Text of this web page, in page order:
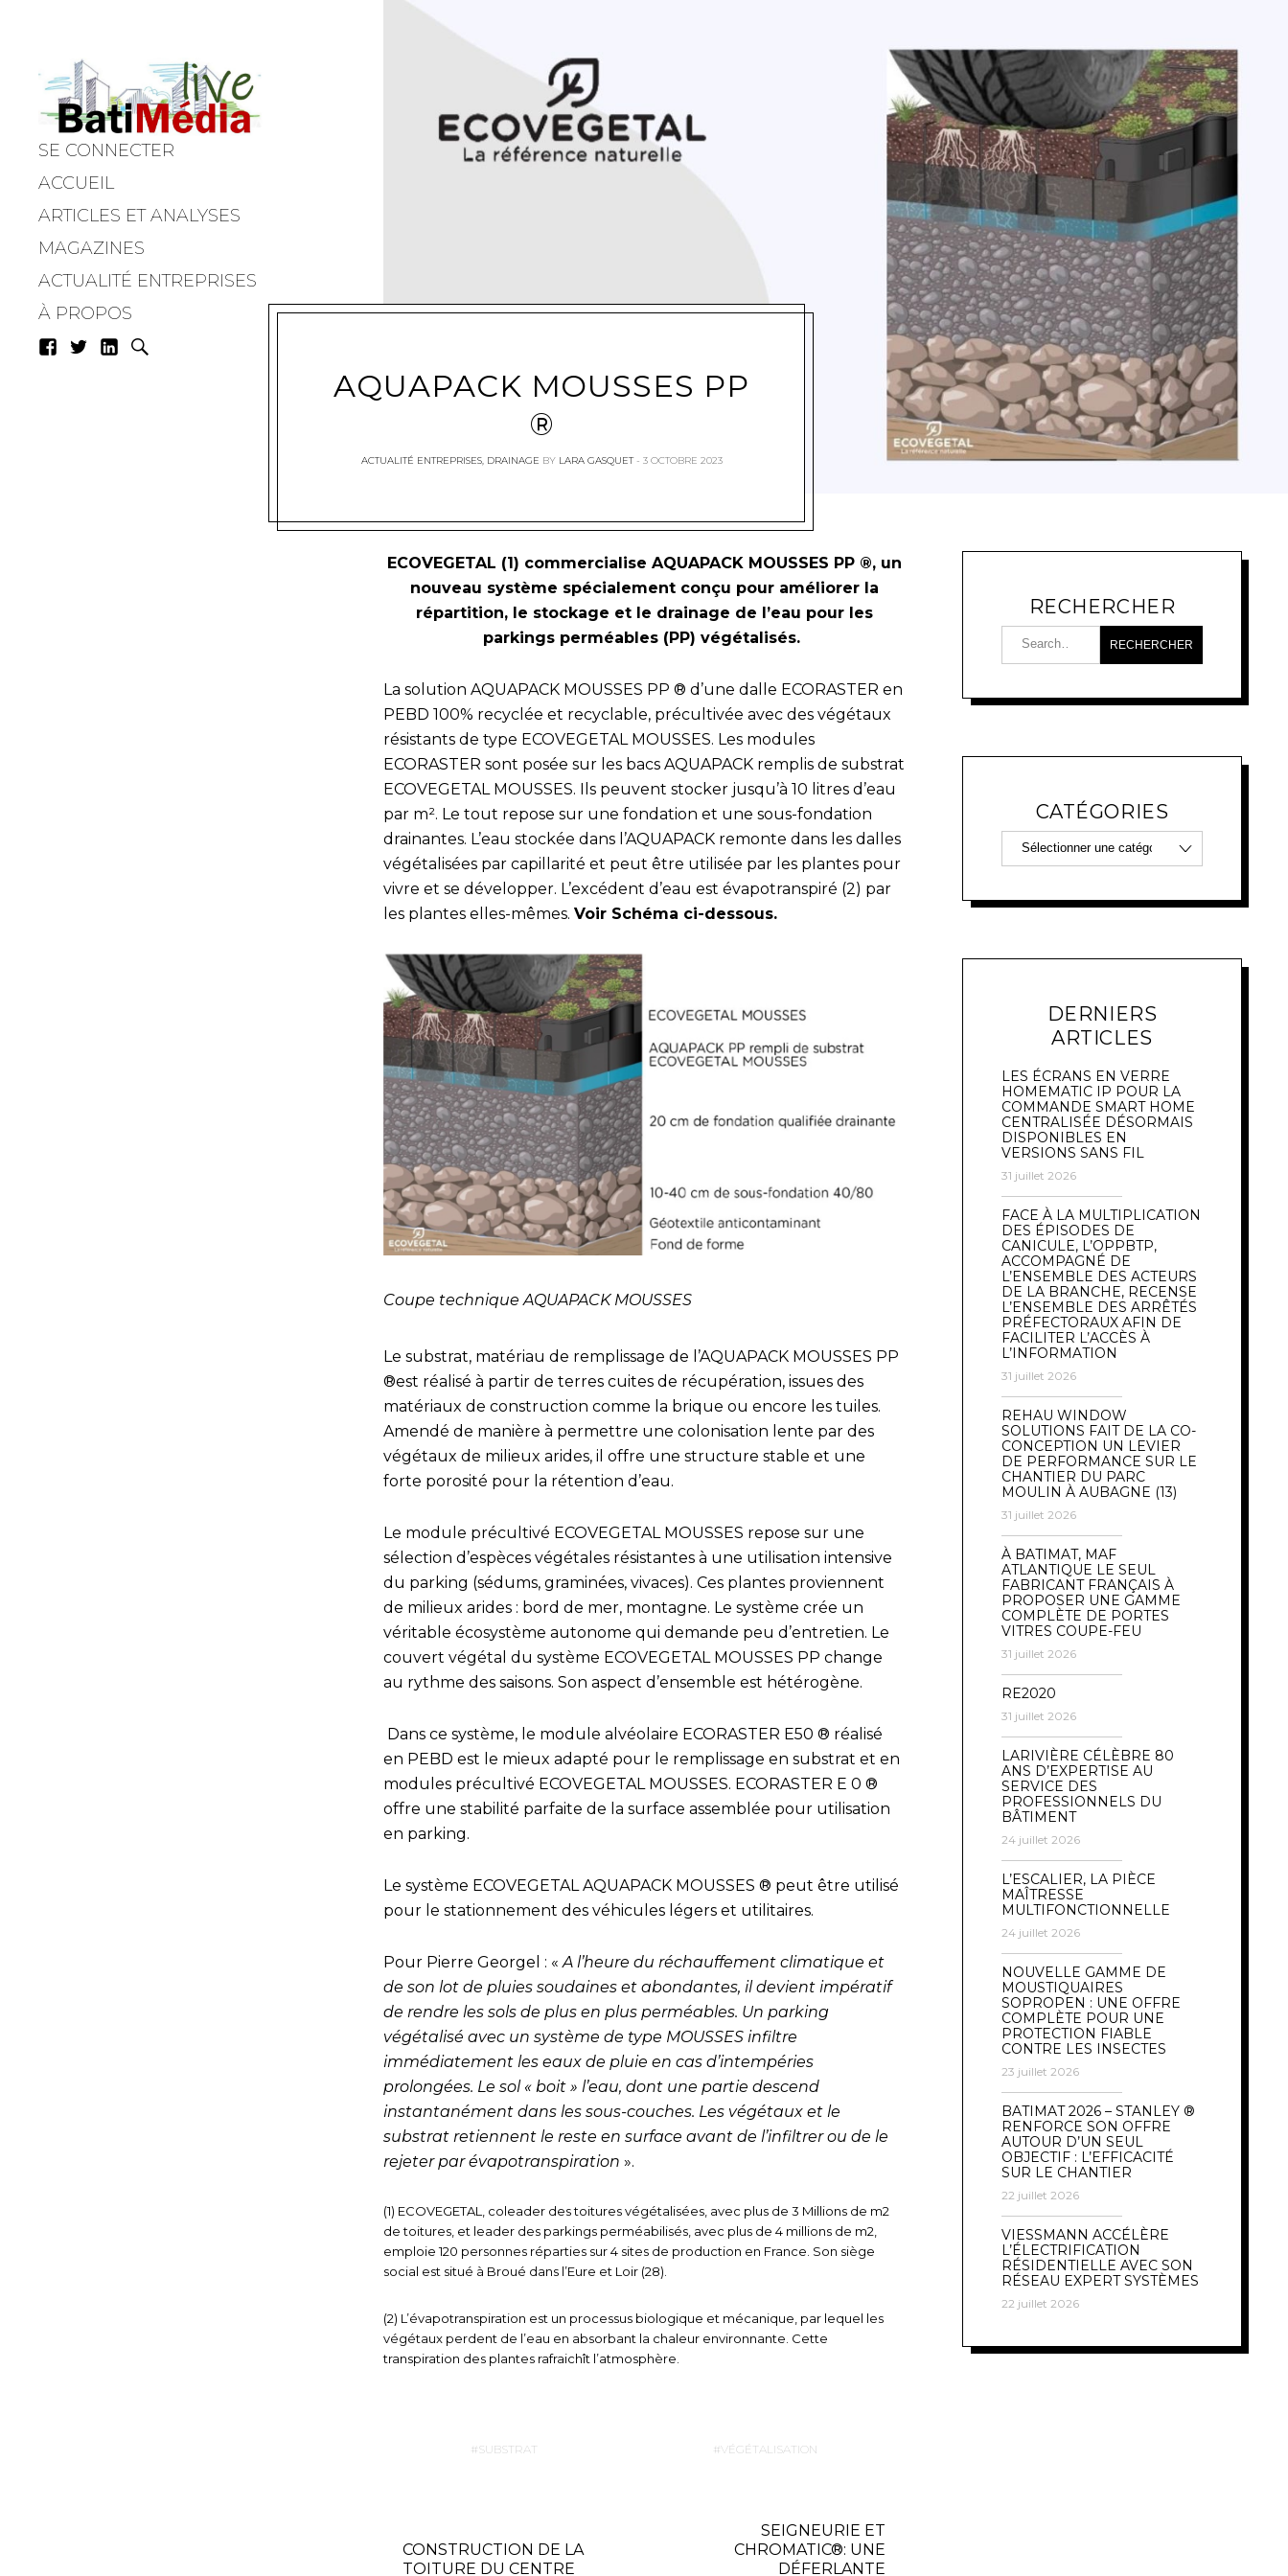
Batimedialive
SE CONNECTER
ACCUEIL
ARTICLES ET ANALYSES
MAGAZINES
ACTUALITÉ ENTREPRISES
À PROPOS
AQUAPACK MOUSSES PP
®
ACTUALITÉ ENTREPRISES, DRAINAGE BY LARA GASQUET 3 OCTOBRE 2023
ECOVEGETAL (1) commercialise AQUAPACK MOUSSES PP ®, un
nouveau système spécialement conçu pour améliorer la
répartition, le stockage et le drainage de l’eau pour les
parkings perméables (PP) végétalisés.
La solution AQUAPACK MOUSSES PP ® d’une dalle ECORASTER en
PEBD 100% recyclée et recyclable, précultivée avec des végétaux
résistants de type ECOVEGETAL MOUSSES. Les modules
ECORASTER sont posée sur les bacs AQUAPACK remplis de substrat
ECOVEGETAL MOUSSES. Ils peuvent stocker jusqu’à 10 litres d’eau
par m². Le tout repose sur une fondation et une sous-fondation
drainantes. L’eau stockée dans l’AQUAPACK remonte dans les dalles
végétalisées par capillarité et peut être utilisée par les plantes pour
vivre et se développer. L’excédent d’eau est évapotranspiré (2) par
les plantes elles-mêmes. Voir Schéma ci-dessous.
Coupe technique AQUAPACK MOUSSES
Le substrat, matériau de remplissage de l’AQUAPACK MOUSSES PP
®est réalisé à partir de terres cuites de récupération, issues des
matériaux de construction comme la brique ou encore les tuiles.
Amendé de manière à permettre une colonisation lente par des
végétaux de milieux arides, il offre une structure stable et une
forte porosité pour la rétention d’eau.
Le module précultivé ECOVEGETAL MOUSSES repose sur une
sélection d’espèces végétales résistantes à une utilisation intensive
du parking (sédums, graminées, vivaces). Ces plantes proviennent
de milieux arides : bord de mer, montagne. Le système crée un
véritable écosystème autonome qui demande peu d’entretien. Le
couvert végétal du système ECOVEGETAL MOUSSES PP change
au rythme des saisons. Son aspect d’ensemble est hétérogène.
Dans ce système, le module alvéolaire ECORASTER E50 ® réalisé
en PEBD est le mieux adapté pour le remplissage en substrat et en
modules précultivé ECOVEGETAL MOUSSES. ECORASTER E 0 ®
offre une stabilité parfaite de la surface assemblée pour utilisation
en parking.
Le système ECOVEGETAL AQUAPACK MOUSSES ® peut être utilisé
pour le stationnement des véhicules légers et utilitaires.
Pour Pierre Georgel : «A l’heure du réchauffement climatique et
de son lot de pluies soudaines et abondantes, il devient impératif
de rendre les sols de plus en plus perméables. Un parking
végétalisé avec un système de type MOUSSES infiltre
immédiatement les eaux de pluie en cas d’intempéries
prolongées. Le sol « boit » l’eau, dont une partie descend
instantanément dans les sous-couches. Les végétaux et le
substrat retiennent le reste en surface avant de l’infiltrer ou de le
rejeter par évapotranspiration ».
(1) ECOVEGETAL, coleader des toitures végétalisées, avec plus de 3 Millions de m2
de toitures, et leader des parkings perméabilisés, avec plus de 4 millions de m2,
emploie 120 personnes réparties sur 4 sites de production en France. Son siège
social est situé à Broué dans l’Eure et Loir (28).
(2) L’évapotranspiration est un processus biologique et mécanique, par lequel les
végétaux perdent de l’eau en absorbant la chaleur environnante. Cette
transpiration des plantes rafraichît l’atmosphère.
SUBSTRAT VÉGÉTALISATION
CONSTRUCTION DE LA
TOITURE DU CENTRE
SEIGNEURIE ET
CHROMATIC®: UNE
DÉFERLANTE
RECHERCHER
CATÉGORIES
DERNIERS
ARTICLES
LES ÉCRANS EN VERRE
HOMEMATIC IP POUR LA
COMMANDE SMART HOME
CENTRALISÉE DÉSORMAIS
DISPONIBLES EN
VERSIONS SANS FIL
31 juillet 2026
FACE À LA MULTIPLICATION
DES ÉPISODES DE
CANICULE, L’OPPBTP,
ACCOMPAGNÉ DE
L’ENSEMBLE DES ACTEURS
DE LA BRANCHE, RECENSE
L’ENSEMBLE DES ARRÊTÉS
PRÉFECTORAUX AFIN DE
FACILITER L’ACCÈS À
L’INFORMATION
31 juillet 2026
REHAU WINDOW
SOLUTIONS FAIT DE LA CO-
CONCEPTION UN LEVIER
DE PERFORMANCE SUR LE
CHANTIER DU PARC
MOULIN À AUBAGNE (13)
31 juillet 2026
À BATIMAT, MAF
ATLANTIQUE LE SEUL
FABRICANT FRANÇAIS À
PROPOSER UNE GAMME
COMPLÈTE DE PORTES
VITRES COUPE-FEU
31 juillet 2026
RE2020
31 juillet 2026
LARIVIÈRE CÉLÈBRE 80
ANS D’EXPERTISE AU
SERVICE DES
PROFESSIONNELS DU
BÂTIMENT
24 juillet 2026
L’ESCALIER, LA PIÈCE
MAÎTRESSE
MULTIFONCTIONNELLE
24 juillet 2026
NOUVELLE GAMME DE
MOUSTIQUAIRES
SOPROPEN : UNE OFFRE
COMPLÈTE POUR UNE
PROTECTION FIABLE
CONTRE LES INSECTES
23 juillet 2026
BATIMAT 2026 – STANLEY ®
RENFORCE SON OFFRE
AUTOUR D’UN SEUL
OBJECTIF : L’EFFICACITÉ
SUR LE CHANTIER
22 juillet 2026
VIESSMANN ACCÉLÈRE
L’ÉLECTRIFICATION
RÉSIDENTIELLE AVEC SON
RÉSEAU EXPERT SYSTÈMES
22 juillet 2026